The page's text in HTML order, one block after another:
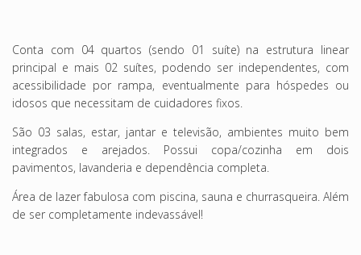
Conta com 04 quartos (sendo 01 suíte) na estrutura linear
principal e mais 02 suítes, podendo ser independentes, com
acessibilidade por rampa, eventualmente para hóspedes ou
idosos que necessitam de cuidadores fixos.
São 03 salas, estar, jantar e televisão, ambientes muito bem
integrados e arejados. Possui copa/cozinha em dois
pavimentos, lavanderia e dependência completa.
Área de lazer fabulosa com piscina, sauna e churrasqueira. Além
de ser completamente indevassável!